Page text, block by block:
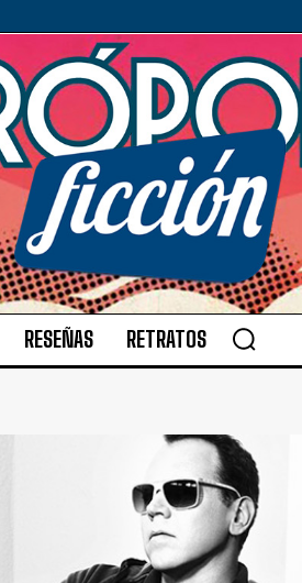
RESEÑAS RETRATOS